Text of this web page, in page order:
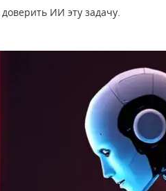
ИИ эту задачу.